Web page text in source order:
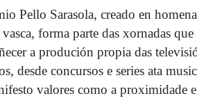
Sarasola, creado en
forma parte das xornadas
a produción propia das
desde concursos e series ata
valores como a proximidade